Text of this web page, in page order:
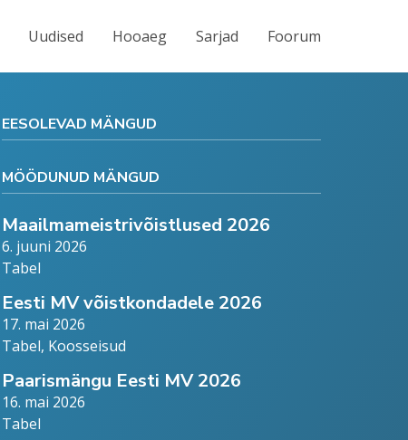
Uudised Hooaeg Sarjad Foorum
EESOLEVAD MÄNGUD
MÖÖDUNUD MÄNGUD
Maailmameistrivõistlused 2026
6. juuni 2026
Tabel
Eesti MV võistkondadele 2026
17. mai 2026
Tabel, Koosseisud
Paarismängu Eesti MV 2026
16. mai 2026
Tabel